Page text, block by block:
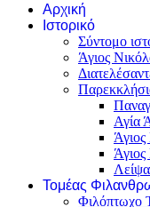
Αρχική
Ιστορικό
Σύντομο
Άγιος
Αγία
Άγιος
Τομέας
Φιλόπτωχο